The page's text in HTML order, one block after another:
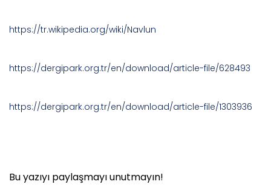
https://tr.wikipedia.org/wiki/Navlun
https://dergipark.org.tr/en/download/article-file/628493
https://dergipark.org.tr/en/download/article-file/1303936
Bu yazıyı paylaşmayı unutmayın!